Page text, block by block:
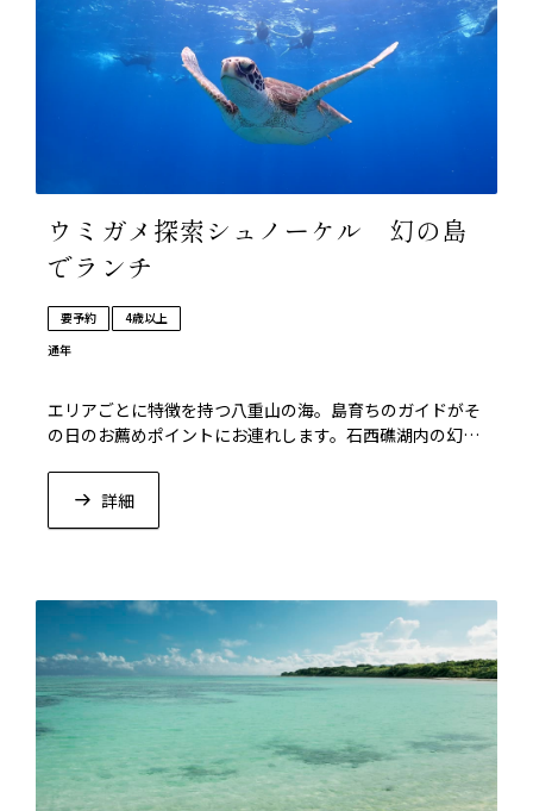
ウミガメ探索シュノーケル 幻の島
でランチ
要予約
4歳以上
通年
エリアごとに特徴を持つ八重山の海。島育ちのガイドがそ
の日のお薦めポイントにお連れします。石西礁湖内の幻の
詳細